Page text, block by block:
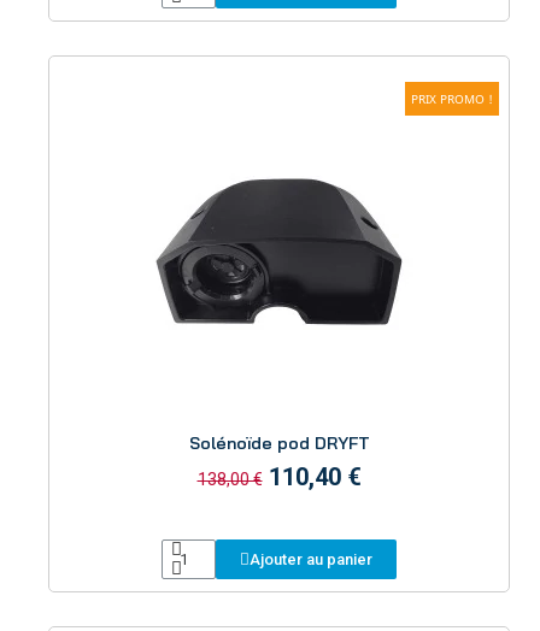
PRIX PROMO !
Solénoïde pod DRYFT
138,00 € 110,40 €
Ajouter au panier